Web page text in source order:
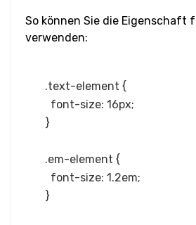
Wortabstand
Rotation
Schrägstellung
Verschieben
So können Sie die Eigenschaft
verwenden:
.text-element {
  font-size: 16px;
}
.em-element {
  font-size: 1.2em;
}